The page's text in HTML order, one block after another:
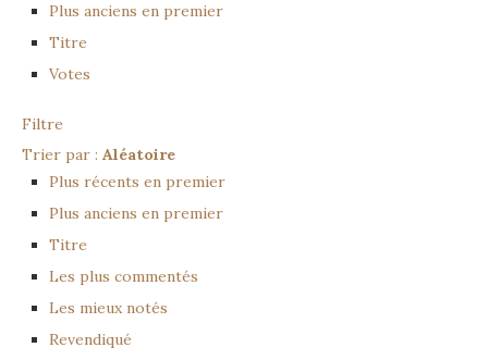
Plus anciens en premier
Titre
Votes
Filtre
Trier par : Aléatoire
Plus récents en premier
Plus anciens en premier
Titre
Les plus commentés
Les mieux notés
Revendiqué